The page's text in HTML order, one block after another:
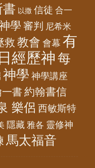
書 以撒 信徒 合一
學 審判 尼希米
救 教會 會幕 有
經歷神 每
神學 神學講座
書 約翰書信
樂侶 西敏斯特
隱藏 雅各 靈修神
馬太福音